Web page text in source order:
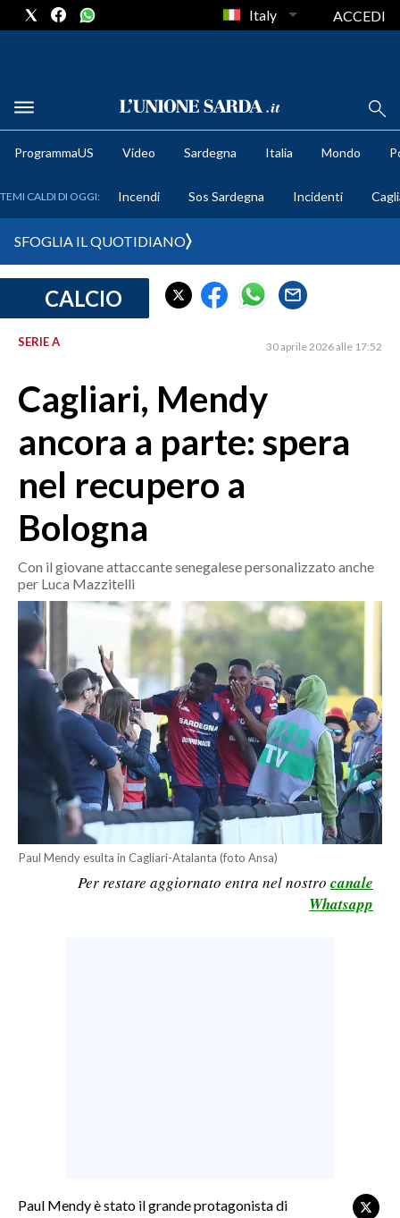
METEO
CRONACA SARDEGNA
MEDIO CAMPIDANO
ORISTANO E PROVINCIA
GALLURA
NUORO E PROVINCIA
OGLIASTRA
AGENDA
CRONACA
ITALIA
MONDO
POLITICA
SERVIZI ALLE IMPRESE
BANDI
Italy ACCEDI
ProgrammaUS Video Sardegna Italia Mondo
TEMI CALDI DI OGGI: Incendi Sos Sardegna Incidenti
SFOGLIA IL QUOTIDIANO
CALCIO
SERIE A 30 aprile 2026 alle 17:52
Cagliari, Mendy
ancora a parte: spera
nel recupero a
Bologna
Con il giovane attaccante senegalese personalizzato anche
per Luca Mazzitelli
Paul Mendy esulta in Cagliari-Atalanta (foto Ansa)
Per restare aggiornato entra nel nostro canale
Whatsapp
Paul Mendy è stato il grande protagonista di